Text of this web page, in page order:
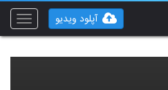
Toggle
آپلود ویدیو